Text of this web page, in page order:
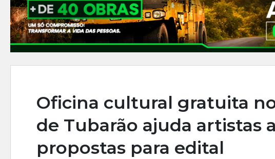
Oficina cultural gratuita
de Tubarão ajuda artistas
propostas para edital